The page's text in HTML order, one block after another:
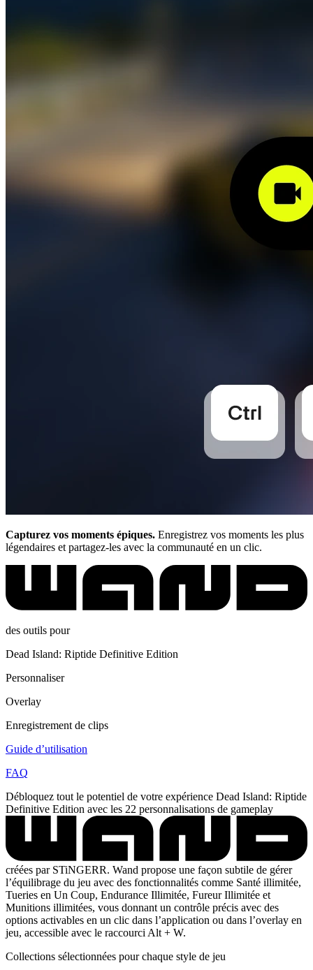
Capturez vos moments épiques. Enregistrez vos moments les plus
légendaires et partagez-les avec la communauté en un clic.
des outils pour
Dead Island: Riptide Definitive Edition
Personnaliser
Overlay
Enregistrement de clips
Guide d’utilisation
FAQ
Débloquez tout le potentiel de votre expérience Dead Island: Riptide
Definitive Edition avec les 22 personnalisations de gameplay
créées par STiNGERR. Wand propose une façon subtile de gérer
l’équilibrage du jeu avec des fonctionnalités comme Santé illimitée,
Tueries en Un Coup, Endurance Illimitée, Fureur Illimitée et
Munitions illimitées, vous donnant un contrôle précis avec des
options activables en un clic dans l’application ou dans l’overlay en
jeu, accessible avec le raccourci Alt + W.
Collections sélectionnées pour chaque style de jeu